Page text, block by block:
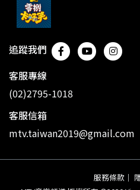
追蹤我們
客服專線
(02)2795-1018
客服信箱
mtv.taiwan2019@gmail.com
服務條款 ｜